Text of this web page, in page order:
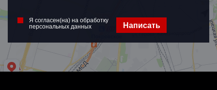
Я согласен(на) на обработку
персональных данных
Написать